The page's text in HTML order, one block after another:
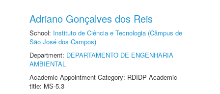
Adriano Gonçalves dos Reis
School: Instituto de Ciência e Tecnologia (Câmpus de
São José dos Campos)
Department: DEPARTAMENTO DE ENGENHARIA
AMBIENTAL
Academic Appointment Category: RDIDP Academic
title: MS-5.3